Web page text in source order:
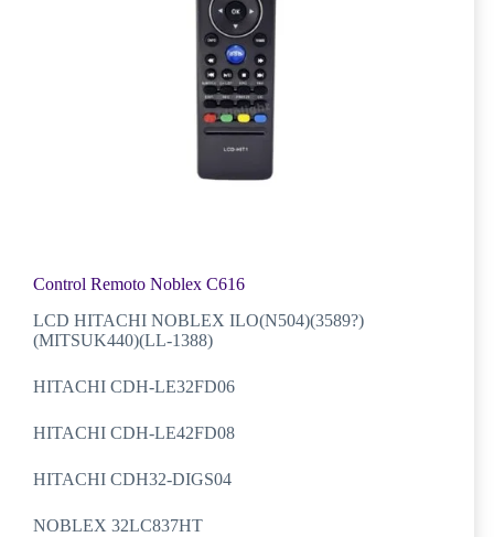
Control Remoto Noblex C616
LCD HITACHI NOBLEX ILO(N504)(3589?)
(MITSUK440)(LL-1388)
HITACHI CDH-LE32FD06
HITACHI CDH-LE42FD08
HITACHI CDH32-DIGS04
NOBLEX 32LC837HT